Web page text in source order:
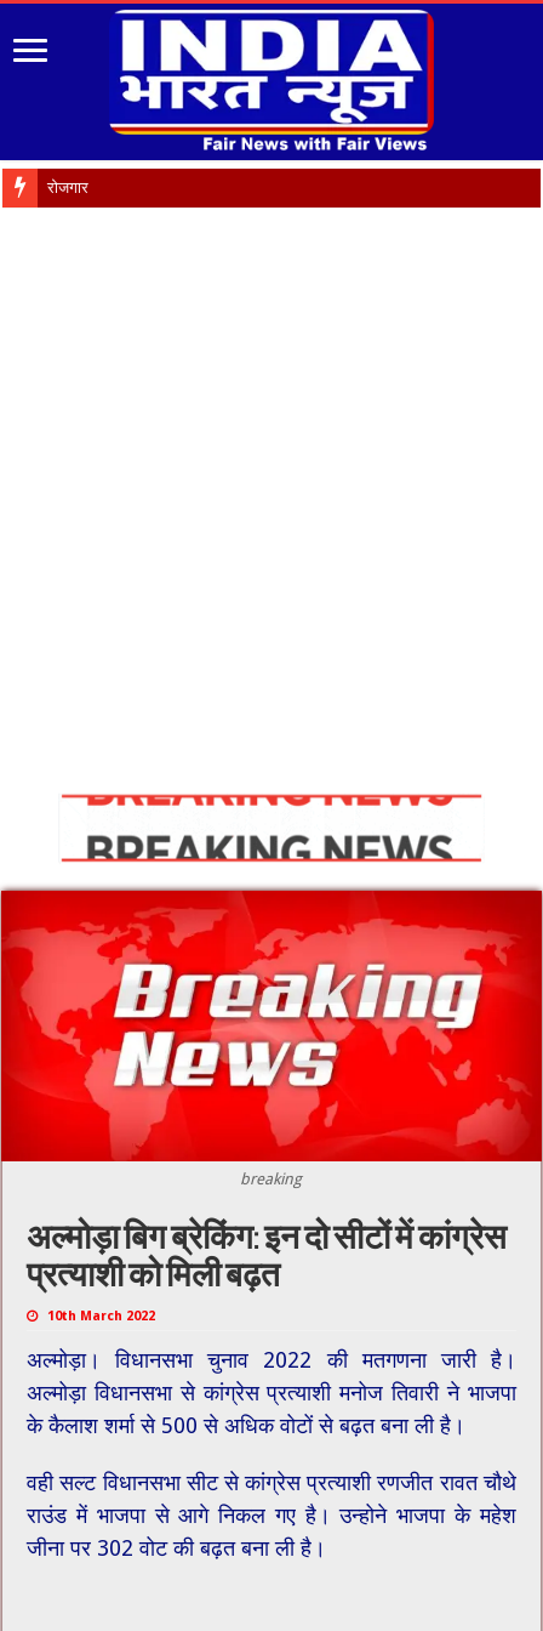
रोजगार को मौलिक अधिकार बनाए ज
breaking
अल्मोड़ा बिग ब्रेकिंग: इन दो सीटों में कांग्रेस
प्रत्याशी को मिली बढ़त
10th March 2022
अल्मोड़ा। विधानसभा चुनाव 2022 की मतगणना जारी है।
अल्मोड़ा विधानसभा से कांग्रेस प्रत्याशी मनोज तिवारी ने भाजपा
के कैलाश शर्मा से 500 से अधिक वोटों से बढ़त बना ली है।
वही सल्ट विधानसभा सीट से कांग्रेस प्रत्याशी रणजीत रावत चौथे
राउंड में भाजपा से आगे निकल गए है। उन्होने भाजपा के महेश
जीना पर 302 वोट की बढ़त बना ली है।